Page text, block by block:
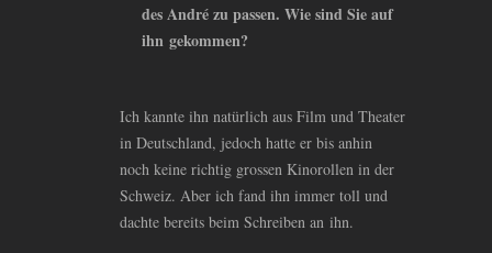
des André zu passen. Wie sind Sie auf
ihn gekommen?
Ich kannte ihn natürlich aus Film und Theater
in Deutschland, jedoch hatte er bis anhin
noch keine richtig grossen Kinorollen in der
Schweiz. Aber ich fand ihn immer toll und
dachte bereits beim Schreiben an ihn.